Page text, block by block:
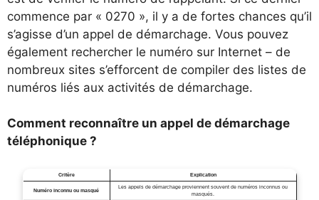
commence par « 0270 », il y a de fortes chances qu’il
s’agisse d’un appel de démarchage. Vous pouvez
également rechercher le numéro sur Internet – de
nombreux sites s’efforcent de compiler des listes de
numéros liés aux activités de démarchage.
Comment reconnaître un appel de démarchage
téléphonique ?
Critère Explication
Numéro inconnu ou masqué
Les appels de démarchage proviennent souvent de numéros inconnus ou
masqués.